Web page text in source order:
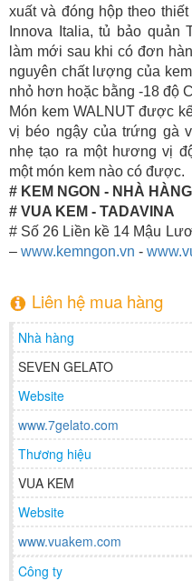
xuất và đóng hộp theo
Innova Italia, tủ bảo
làm mới sau khi có đơn
nguyên chất lượng của
nhỏ hơn hoặc bằng -18 độ
Món kem WALNUT được
vị béo ngậy của trứng gà
nhẹ tạo ra một hương vị
một món kem nào có được.
# KEM NGON - NHÀ
# VUA KEM - TADAVINA
# Số 26 Liền kề 14 Mậu
– www.kemngon.vn -
Liên hệ mua hàng
Nhà hàng
SEVEN GELATO
Website
www.7gelato.com
Thương hiệu
VUA KEM
Website
www.vuakem.com
Công ty